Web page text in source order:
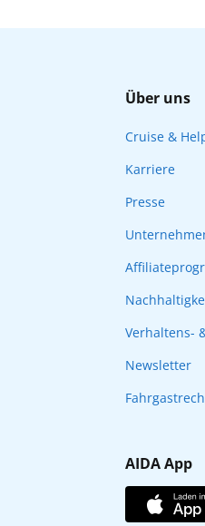
Über uns
Cruise &
Karriere
Presse
Verhaltens-
Newsletter
AIDA App